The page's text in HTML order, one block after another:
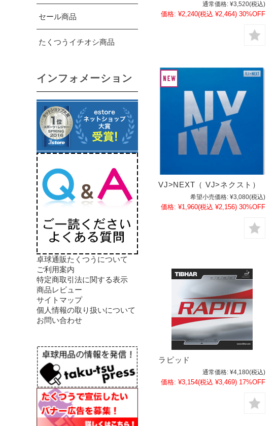
通常価格: ¥3,520(税込)
価格: ¥2,240(税込 ¥2,464) 30%OFF
VJ>NEXT（ VJ>ネクスト）
希望小売価格: ¥3,080(税込)
価格: ¥1,960(税込 ¥2,156) 30%OFF
ラピッド
通常価格: ¥4,180(税込)
価格: ¥3,154(税込 ¥3,469) 17%OFF
セール商品
たくつうイチオシ商品
インフォメーション
卓球通販たくつうについて
ご利用案内
特定商取引法に関する表示
商品レビュー
サイトマップ
個人情報の取り扱いについて
お問い合わせ